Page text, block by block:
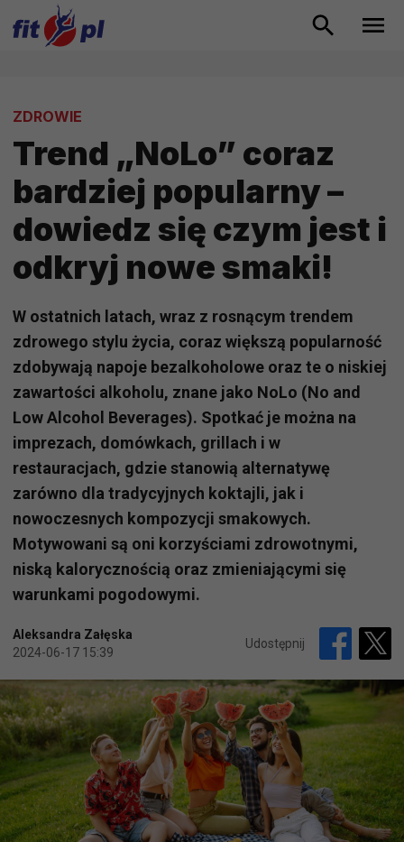
ZDROWIE
Trend „NoLo” coraz
bardziej popularny –
dowiedz się czym jest i
odkryj nowe smaki!
W ostatnich latach, wraz z rosnącym trendem
zdrowego stylu życia, coraz większą popularność
zdobywają napoje bezalkoholowe oraz te o niskiej
zawartości alkoholu, znane jako NoLo (No and
Low Alcohol Beverages). Spotkać je można na
imprezach, domówkach, grillach i w
restauracjach, gdzie stanowią alternatywę
zarówno dla tradycyjnych koktajli, jak i
nowoczesnych kompozycji smakowych.
Motywowani są oni korzyściami zdrowotnymi,
niską kalorycznością oraz zmieniającymi się
warunkami pogodowymi.
Aleksandra Załęska
2024-06-17 15:39
Udostępnij